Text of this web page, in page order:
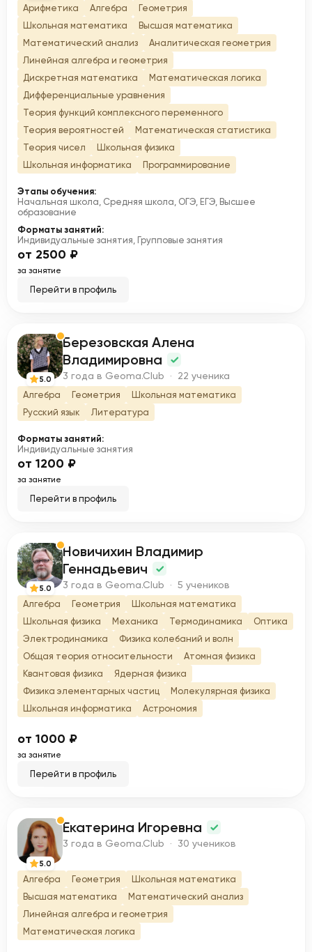
Арифметика Алгебра
Геометрия
Школьная математика
Высшая математика
Математический анализ
Аналитическая геометрия
Линейная алгебра и геометрия
Дискретная математика
Математическая логика
Дифференциальные уравнения
Теория функций комплексного переменного
Теория вероятностей
Математическая статистика
Теория чисел
Школьная физика
Школьная информатика
Программирование
Этапы обучения:
Начальная школа, Средняя школа, ОГЭ, ЕГЭ, Высшее
образование
Форматы занятий:
Индивидуальные занятия, Групповые занятия
от 2500 ₽
за занятие
Перейти в профиль
Б
5.0
Березовская Алена
Владимировна
3 года в Geoma.Club · 22 ученика
Алгебра Геометрия
Школьная математика
Русский язык
Литература
Форматы занятий:
Индивидуальные занятия
от 1200 ₽
за занятие
Перейти в профиль
Н
5.0
Новичихин Владимир
Геннадьевич
3 года в Geoma.Club · 5 учеников
Алгебра Геометрия
Школьная математика
Школьная физика
Механика Термодинамика
Оптика
Электродинамика
Физика колебаний и волн
Общая теория относительности
Атомная физика
Квантовая физика
Ядерная физика
Физика элементарных частиц
Молекулярная физика
Школьная информатика
Астрономия
от 1000 ₽
за занятие
Перейти в профиль
Е
5.0
Екатерина Игоревна
3 года в Geoma.Club · 30 учеников
Алгебра Геометрия
Школьная математика
Высшая математика
Математический анализ
Линейная алгебра и геометрия
Математическая логика